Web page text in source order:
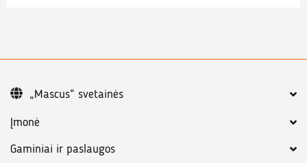
Įmonė
Gaminiai ir paslaugos
„Mascus“ svetainės